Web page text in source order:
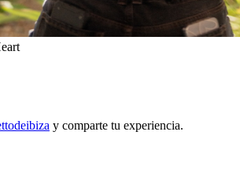
y comparte tu experiencia.